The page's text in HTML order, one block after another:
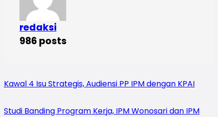
redaksi
986 posts
Kawal 4 Isu Strategis, Audiensi PP IPM dengan KPAI
Studi Banding Program Kerja, IPM Wonosari dan IPM